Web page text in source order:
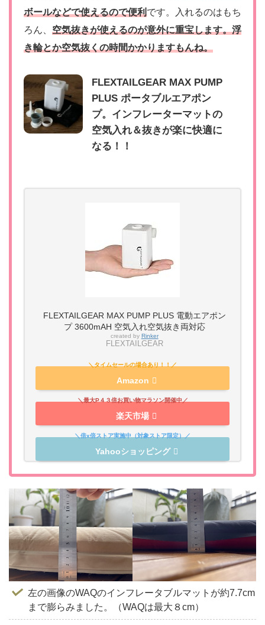
ボールなどで使えるので便利です。入れるのはもち
ろん、 空気抜きが使えるのが意外に重宝します。浮
き輪とか空気抜くの時間かかりますもんね。
FLEXTAILGEAR MAX PUMP
PLUS ポータブルエアポン
プ。インフレーターマットの
空気入れ＆抜きが楽に快適に
なる！！
FLEXTAILGEAR MAX PUMP PLUS 電動エアポン
プ 3600mAH 空気入れ空気抜き両対応
created by Rinker
FLEXTAILGEAR
Amazon
楽天市場
Yahooショッピング
左の画像のWAQのインフレータブルマットが約7.7cm
まで膨らみました。（WAQは最大８cm）